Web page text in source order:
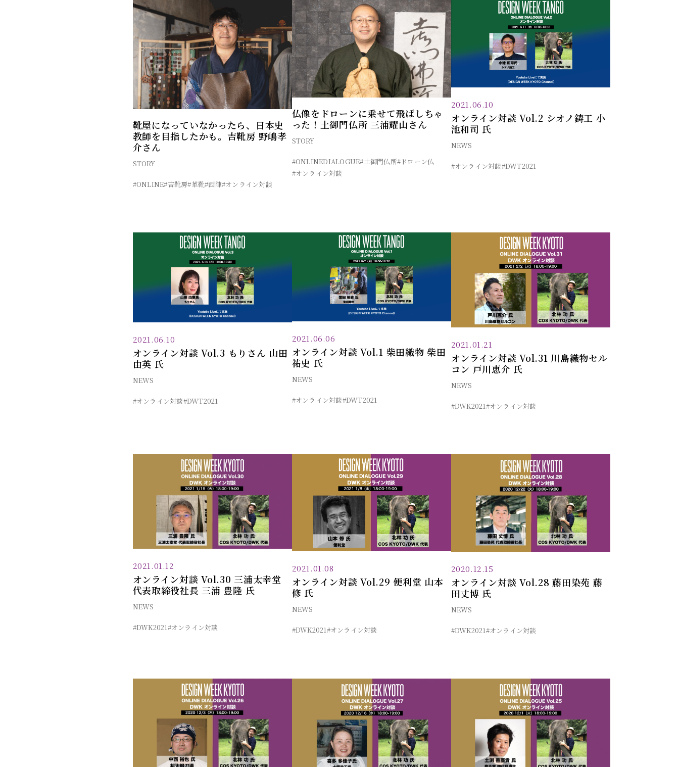
靴屋になっていなかったら、日本史
教師を目指したかも。吉靴房 野嶋孝
介さん
STORY
#ONLINE#吉靴房#革靴#西陣#オンライン対談
仏像をドローンに乗せて飛ばしちゃ
った！土御門仏所 三浦耀山さん
STORY
#ONLINEDIALOGUE#土御門仏所#ドローン仏
#オンライン対談
2021.06.10
オンライン対談 Vol.2 シオノ鋳工 小
池和司 氏
NEWS
#オンライン対談#DWT2021
2021.06.10
オンライン対談 Vol.3 もりさん 山田
由英 氏
NEWS
#オンライン対談#DWT2021
2021.06.06
オンライン対談 Vol.1 柴田織物 柴田
祐史 氏
NEWS
#オンライン対談#DWT2021
2021.01.21
オンライン対談 Vol.31 川島織物セル
コン 戸川恵介 氏
NEWS
#DWK2021#オンライン対談
2021.01.12
オンライン対談 Vol.30 三浦太幸堂
代表取締役社長 三浦 豊隆 氏
NEWS
#DWK2021#オンライン対談
2021.01.08
オンライン対談 Vol.29 便利堂 山本
修 氏
NEWS
#DWK2021#オンライン対談
2020.12.15
オンライン対談 Vol.28 藤田染苑 藤
田丈博 氏
NEWS
#DWK2021#オンライン対談